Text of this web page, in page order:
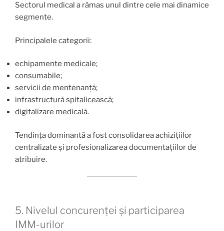
Sectorul medical a rămas unul dintre cele mai dinamice
segmente.
Principalele categorii:
echipamente medicale;
consumabile;
servicii de mentenanță;
infrastructură spitalicească;
digitalizare medicală.
Tendința dominantă a fost consolidarea achizițiilor
centralizate și profesionalizarea documentațiilor de
atribuire.
5. Nivelul concurenței și participarea
IMM-urilor